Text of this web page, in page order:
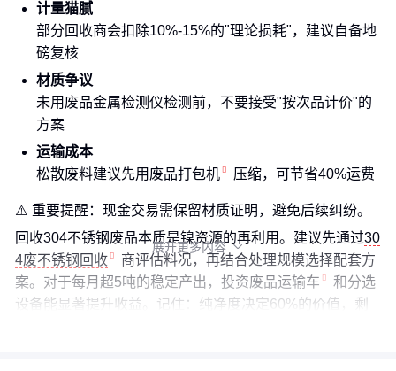
计量猫腻
部分回收商会扣除10%-15%的"理论损耗"，建议自备地
磅复核
材质争议
未用废品金属检测仪检测前，不要接受"按次品计价"的
方案
运输成本
松散废料建议先用 废品打包机 压缩，可节省40%运费
⚠️ 重要提醒：现金交易需保留材质证明，避免后续纠纷。
回收304不锈钢废品本质是镍资源的再利用。建议先通过30
4废不锈钢回收
商评估料况，再结合处理规模选择配套方
案。对于每月超5吨的稳定产出，投资废品运输车
和分选
设备能显著提升收益。记住：纯净度决定60%的价值，剩
展开更多内容 